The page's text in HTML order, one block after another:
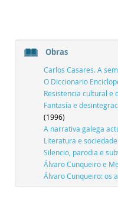
Obras
Carlos Casares. A
O Diccionario
Resistencia cultural e
Fantasía e
(1996)
A narrativa galega
Literatura e
Silencio, parodia e
Álvaro Cunqueiro e
Álvaro Cunqueiro: os